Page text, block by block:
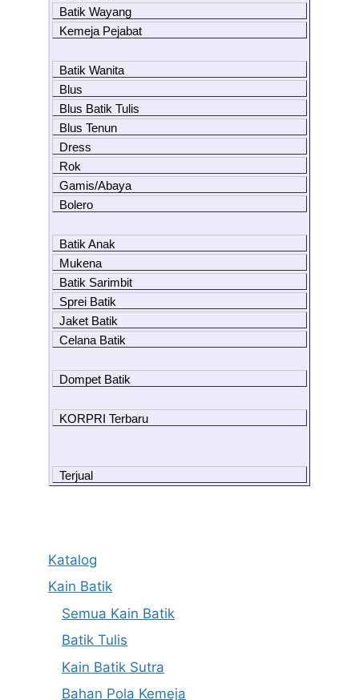
Batik Wayang
Kemeja Pejabat
Batik Wanita
Blus
Blus Batik Tulis
Blus Tenun
Dress
Rok
Gamis/Abaya
Bolero
Batik Anak
Mukena
Batik Sarimbit
Sprei Batik
Jaket Batik
Celana Batik
Dompet Batik
KORPRI Terbaru
Terjual
Katalog
Kain Batik
Semua Kain Batik
Batik Tulis
Kain Batik Sutra
Bahan Pola Kemeja